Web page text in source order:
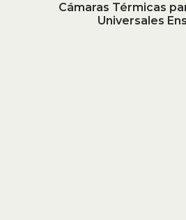
Cámaras Térmicas
Universales